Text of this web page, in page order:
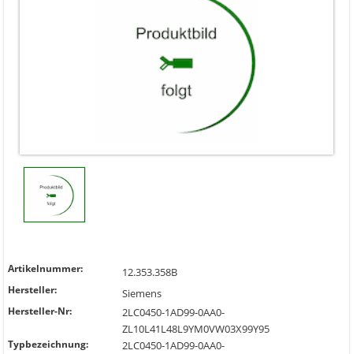
Artikelnummer: 12.353.358B
Hersteller: Siemens
Hersteller-Nr:
2LC0450-1AD99-0AA0-
ZL10L41L48L9YM0VW03X99Y95
Typbezeichnung:
2LC0450-1AD99-0AA0-